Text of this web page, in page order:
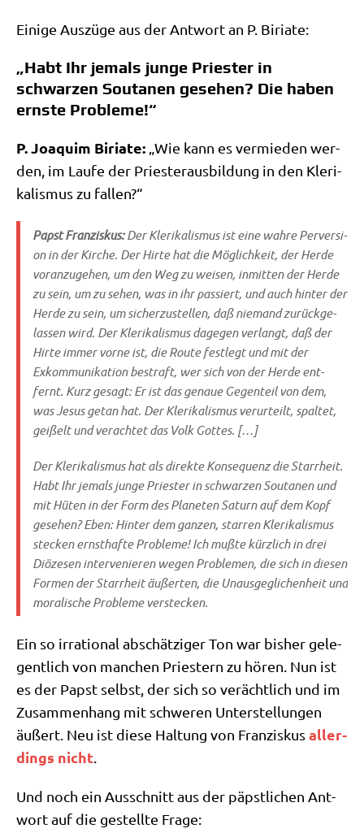
Eini­ge Aus­zü­ge aus der Ant­wort an P. Biriate:
„Habt Ihr jemals junge Priester in
schwarzen Soutanen gesehen? Die haben
ernste Probleme!“
P. Joa­quim Biriate: „Wie kann es ver­mie­den wer­
den, im Lau­fe der Prie­ster­aus­bil­dung in den Kle­ri­
ka­lis­mus zu fallen?“
Papst Fran­zis­kus:Der Kle­ri­ka­lis­mus ist eine wah­re Per­ver­si­
on in der Kir­che. Der Hir­te hat die Mög­lich­keit, der Her­de
vor­an­zu­ge­hen, um den Weg zu wei­sen, inmit­ten der Her­de
zu sein, um zu sehen, was in ihr pas­siert, und auch hin­ter der
Her­de zu sein, um sicher­zu­stel­len, daß nie­mand zurück­ge­
las­sen wird. Der Kle­ri­ka­lis­mus dage­gen ver­langt, daß der
Hir­te immer vor­ne ist, die Rou­te fest­legt und mit der
Exkom­mu­ni­ka­ti­on bestraft, wer sich von der Her­de ent­
fernt. Kurz gesagt: Er ist das genaue Gegen­teil von dem,
was Jesus getan hat. Der Kle­ri­ka­lis­mus ver­ur­teilt, spal­tet,
gei­ßelt und ver­ach­tet das Volk Gottes. […]
Der Kle­ri­ka­lis­mus hat als direk­te Kon­se­quenz die Starr­heit.
Habt Ihr jemals jun­ge Prie­ster in schwar­zen Sou­ta­nen und
mit Hüten in der Form des Pla­ne­ten Saturn auf dem Kopf
gese­hen? Eben: Hin­ter dem gan­zen, star­ren Kle­ri­ka­lis­mus
stecken ernst­haf­te Pro­ble­me! Ich muß­te kürz­lich in drei
Diö­ze­sen inter­ve­nie­ren wegen Pro­ble­men, die sich in die­sen
For­men der Starr­heit äußer­ten, die Unaus­ge­gli­chen­heit und
mora­li­sche Pro­ble­me verstecken.
Ein so irra­tio­nal abschät­zi­ger Ton war bis­her gele­
gent­lich von man­chen Prie­stern zu hören. Nun ist
es der Papst selbst, der sich so ver­ächt­lich und im
Zusam­men­hang mit schwe­ren Unter­stel­lun­gen
äußert. Neu ist die­se Hal­tung von Fran­zis­kusaller­
dings nicht.
Und noch ein Aus­schnitt aus der päpst­li­chen Ant­
wort auf die gestell­te Frage: